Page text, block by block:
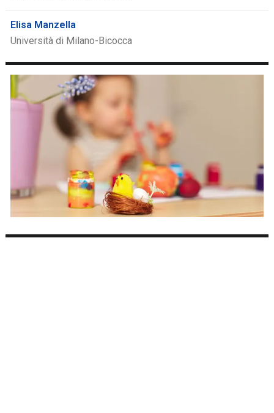
Elisa Manzella
Università di Milano-Bicocca